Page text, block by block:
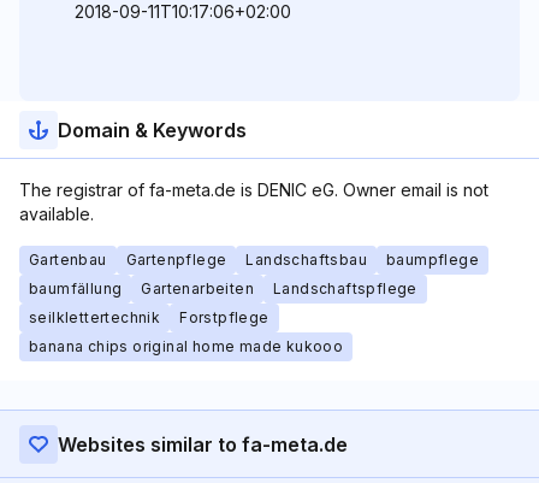
2018-09-11T10:17:06+02:00
Domain & Keywords
The registrar of fa-meta.de is DENIC eG. Owner email is not
available.
Gartenbau Gartenpflege Landschaftsbau
baumpflege
baumfällung
Gartenarbeiten
Landschaftspflege
seilklettertechnik
Forstpflege
banana chips original home made kukooo
Websites similar to fa-meta.de